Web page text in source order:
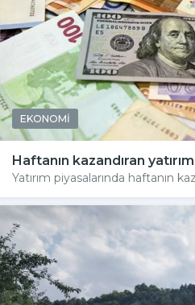
EKONOMİ
Haftanın kazandıran
Yatırım piyasalarında haftanın